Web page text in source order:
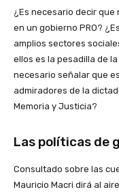
¿Es necesario decir
en un gobierno PRO?
amplios sectores
ellos es la pesadilla de
necesario señalar que
admiradores de la
Memoria y Justicia?
Las políticas de
Consultado sobre las
Mauricio Macri dirá al